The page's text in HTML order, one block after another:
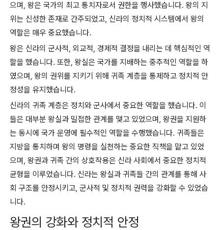
으며, 왕은 국가의 최고 통치자로서 권한을 행사했습니다. 왕의 지
위는 신성한 존재로 간주되었고, 신라의 정치적 시스템에서 왕의
역할은 매우 중요했습니다.
왕은 신라의 군사적, 외교적, 경제적 결정을 내리는 데 핵심적인 역
할을 했습니다. 또한, 왕실은 국가를 지배하는 중추적인 역할을 하
였으며, 왕의 권위를 지키기 위해 귀족 계층을 통제하고 정치적 안
정성을 유지했습니다.
신라의 귀족 계층은 정치와 군사에서 중요한 역할을 했습니다. 이
들은 대부분 왕실과 밀접한 관계를 맺고 있었으며, 왕권을 지원하
는 동시에 국가 운영에 필수적인 역할을 수행했습니다. 귀족들은
지방을 통치하며 왕의 명령을 실천하는 중요한 직책을 맡고 있었
으며, 왕권과 귀족 간의 상호작용은 신라 사회에서 중요한 정치적
균형을 이루었습니다. 신라는 왕실과 귀족들 간의 관계를 통해 사
회 구조를 안정시키고, 군사적 및 정치적 권력을 강화할 수 있었습
니다.
왕권의 강화와 정치적 안정